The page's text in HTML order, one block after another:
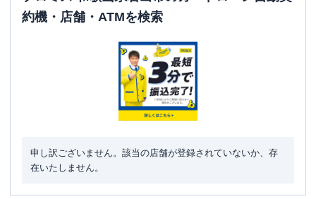
約機・店舗・ATMを検索
申し訳ございません。該当の店舗が登録されていないか、存
在いたしません。